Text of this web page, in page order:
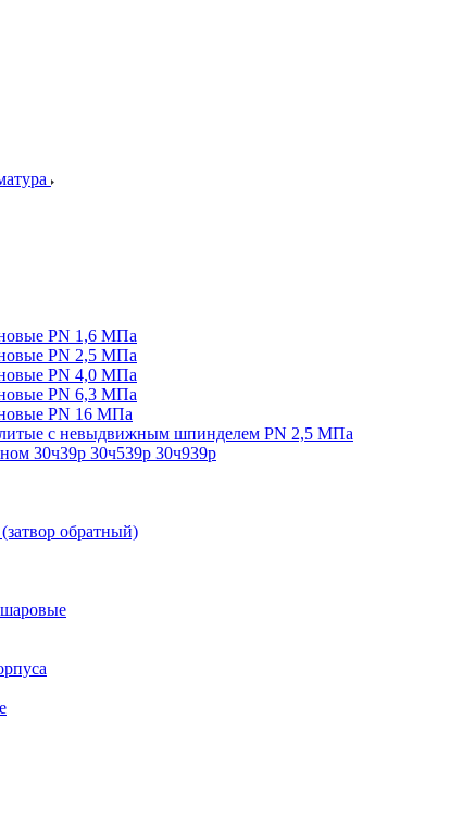
PN 1,6 МПа
PN 2,5 МПа
PN 4,0 МПа
PN 6,3 МПа
PN 16 МПа
с невыдвижным шпинделем PN 2,5 МПа
30ч39р 30ч539р 30ч939р
обратный)